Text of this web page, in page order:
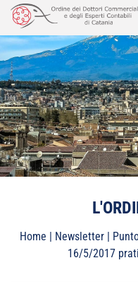
Vai
contenuto
Home | Newsletter |
16/5/2017